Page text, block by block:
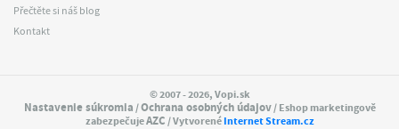
Přečtěte si náš blog
Kontakt
© 2007 - 2026, Vopi.sk
Nastavenie súkromia/Ochrana osobných údajov/ Eshop marketingově
zabezpečujeAZC/ VytvorenéInternet Stream.cz